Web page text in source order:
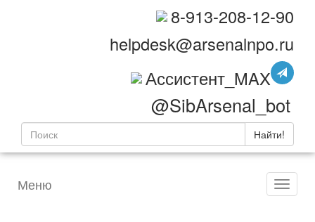
8-913-208-12-90
helpdesk@arsenalnpo.ru
Ассистент_MAX
@SibArsenal_bot
Найти!
Меню